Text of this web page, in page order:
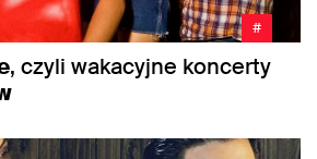
#
, czyli wakacyjne koncerty